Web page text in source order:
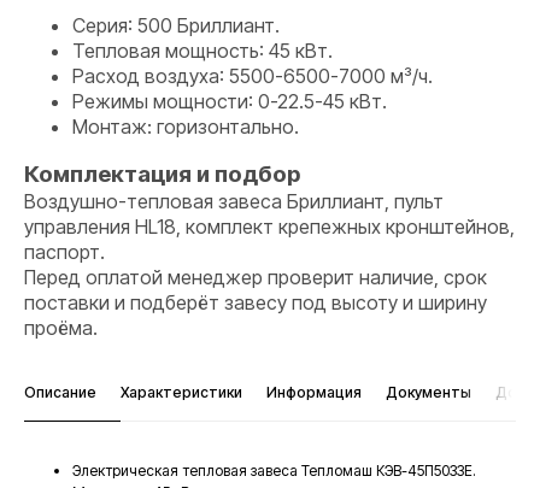
Серия: 500 Бриллиант.
Тепловая мощность: 45 кВт.
Расход воздуха: 5500-6500-7000 м³/ч.
Режимы мощности: 0-22.5-45 кВт.
Монтаж: горизонтально.
Комплектация и подбор
Воздушно-тепловая завеса Бриллиант, пульт
управления HL18, комплект крепежных кронштейнов,
паспорт.
Перед оплатой менеджер проверит наличие, срок
поставки и подберёт завесу под высоту и ширину
проёма.
Описание Характеристики Информация Документы
Электрическая тепловая завеса Тепломаш КЭВ-45П5033Е.